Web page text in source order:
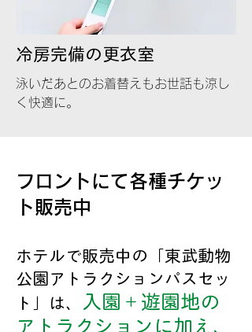
冷房完備の更衣室
泳いだあとのお着替えもお世話も涼し
く快適に。
フロントにて各種チケッ
ト販売中
​ホテルで販売中の「東武動物
公園アトラクションパスセッ
ト」は、
入園＋遊園地の
アトラクションに加え、